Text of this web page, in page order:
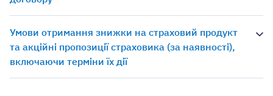
Умови отримання знижки на страховий продукт
та акційні пропозиції страховика (за наявності),
включаючи терміни їх дії